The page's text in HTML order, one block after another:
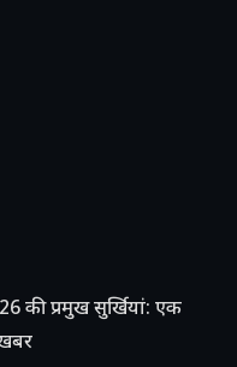
की प्रमुख सुर्खियां: एक